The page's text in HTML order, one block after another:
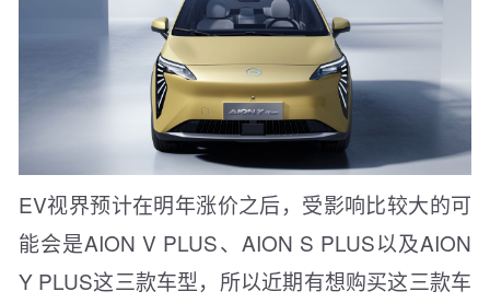
EV视界预计在明年涨价之后，受影响比较大的可
能会是AION V PLUS、AION S PLUS以及AION
Y PLUS这三款车型，所以近期有想购买这三款车